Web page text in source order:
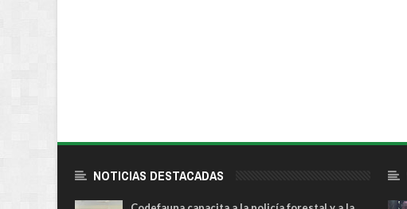
NOTICIAS DESTACADAS